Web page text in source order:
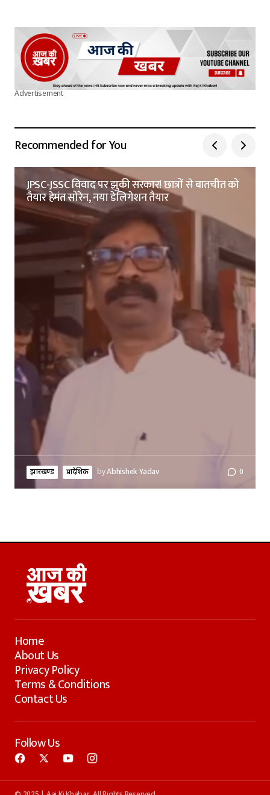
Advertisement
Recommended for You
JPSC-JSSC विवाद पर झुकी सरकार! छात्रों से बातचीत को
तैयार हेमंत सोरेन, नया डेलिगेशन तैयार
झारखण्ड प्रादेशिक byAbhishek Yadav 0
Home
About Us
Privacy Policy
Terms & Conditions
Contact Us
Follow Us